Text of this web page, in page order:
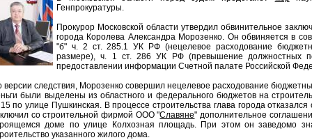
Генпрокуратуры.
Прокурор Московской области утвердил обвинительное
города Королева Александра Морозенко. Он обвиняется в
"б" ч. 2 ст. 285.1 УК РФ (нецелевое расходование
размере), ч. 1 ст. 286 УК РФ (превышение должностных
предоставлении информации Счетной палате Российской
версии следствия, Морозенко совершил нецелевое расходование
были выделены из областного и федерального бюджетов на
по улице Пушкинская. В процессе строительства глава города
со строительной фирмой ООО "Славяне" дополнительное
доме по улице Колхозная площадь. При этом он заведомо
указанного жилого дома.